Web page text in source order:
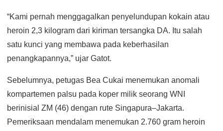
“Kami pernah menggagalkan penyelundupan kokain atau
heroin 2,3 kilogram dari kiriman tersangka DA. Itu salah
satu kunci yang membawa pada keberhasilan
penangkapannya,” ujar Gatot.
Sebelumnya, petugas Bea Cukai menemukan anomali
kompartemen palsu pada koper milik seorang WNI
berinisial ZM (46) dengan rute Singapura–Jakarta.
Pemeriksaan mendalam menemukan 2.760 gram heroin